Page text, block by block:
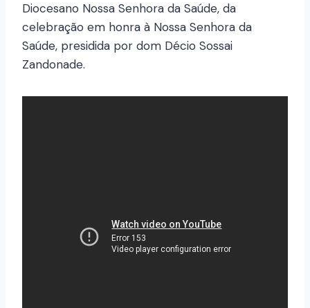
Diocesano Nossa Senhora da Saúde, da
celebração em honra à Nossa Senhora da
Saúde, presidida por dom Décio Sossai
Zandonade.